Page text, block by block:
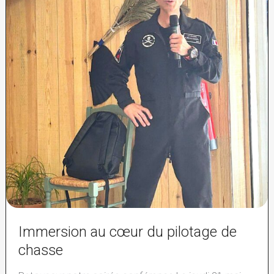
Immersion au cœur du pilotage de
chasse